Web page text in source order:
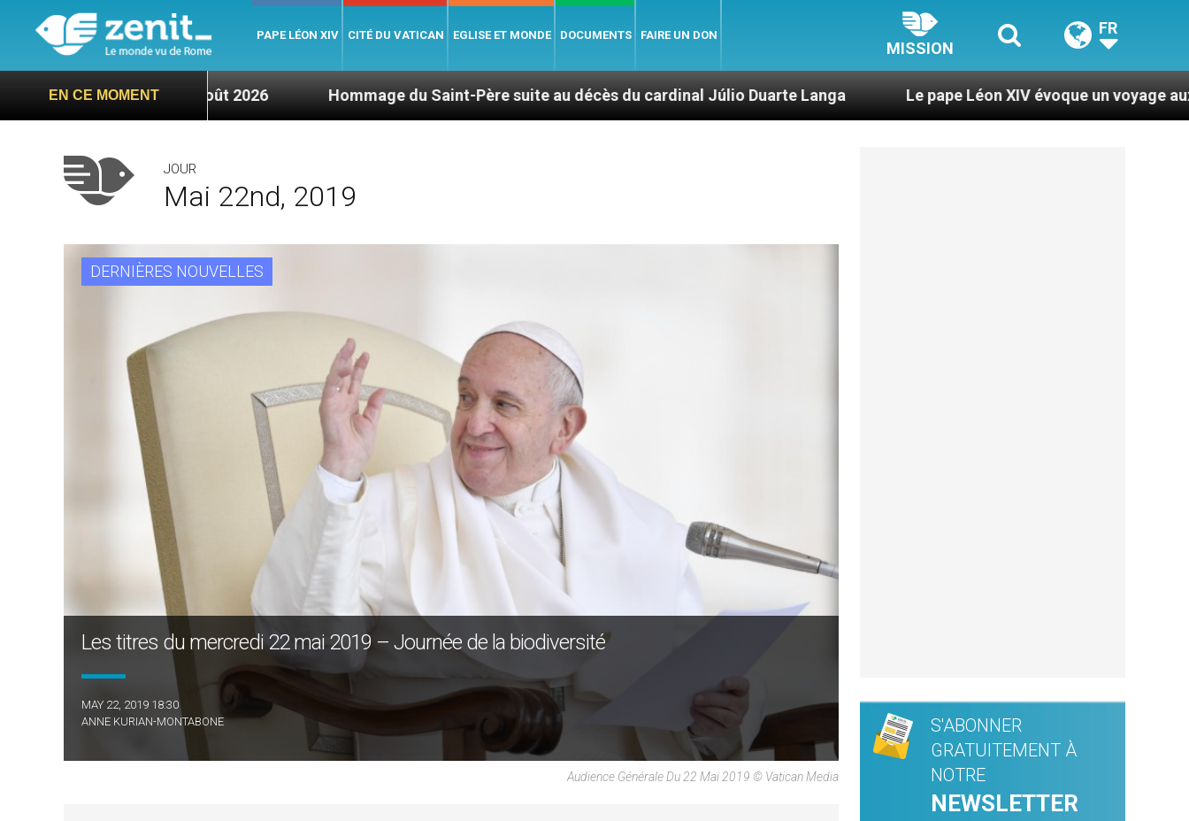
PAPE LÉON XIV CITÉ DU VATICAN EGLISE ET MONDE DOCUMENTS FAIRE UN DON
MISSION
FR
EN CE MOMENT
5 août 2026 Hommage du Saint-Père suite au décès du cardinal Júlio Duarte Langa Le pape Léon XIV évoque un voyage aux États-Unis
JOUR
Mai 22nd, 2019
DERNIÈRES NOUVELLES
Les titres du mercredi 22 mai 2019 – Journée de la biodiversité
MAY 22, 2019 18:30
ANNE KURIAN-MONTABONE
Audience Générale Du 22 Mai 2019 © Vatican Media
S'ABONNER
GRATUITEMENT À
NOTRE
NEWSLETTER